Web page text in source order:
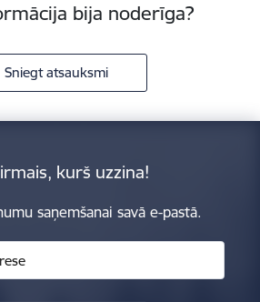
bija noderīga?
Sniegt atsauksmi
kurš uzzina!
saņemšanai savā e-pastā.